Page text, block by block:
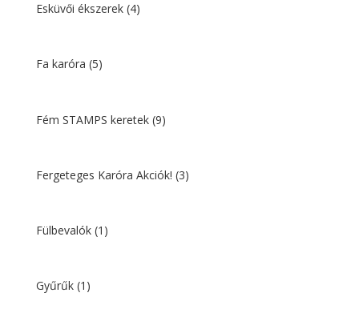
Esküvői ékszerek (4)
Fa karóra (5)
Fém STAMPS keretek (9)
Fergeteges Karóra Akciók! (3)
Fülbevalók (1)
Gyűrűk (1)